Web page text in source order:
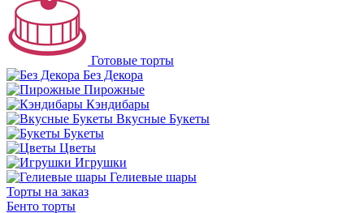
Готовые торты
Без Декора
Пирожные
Кэндибары
Вкусные Букеты
Букеты
Цветы
Игрушки
Гелиевые шары
Торты на заказ
Бенто торты